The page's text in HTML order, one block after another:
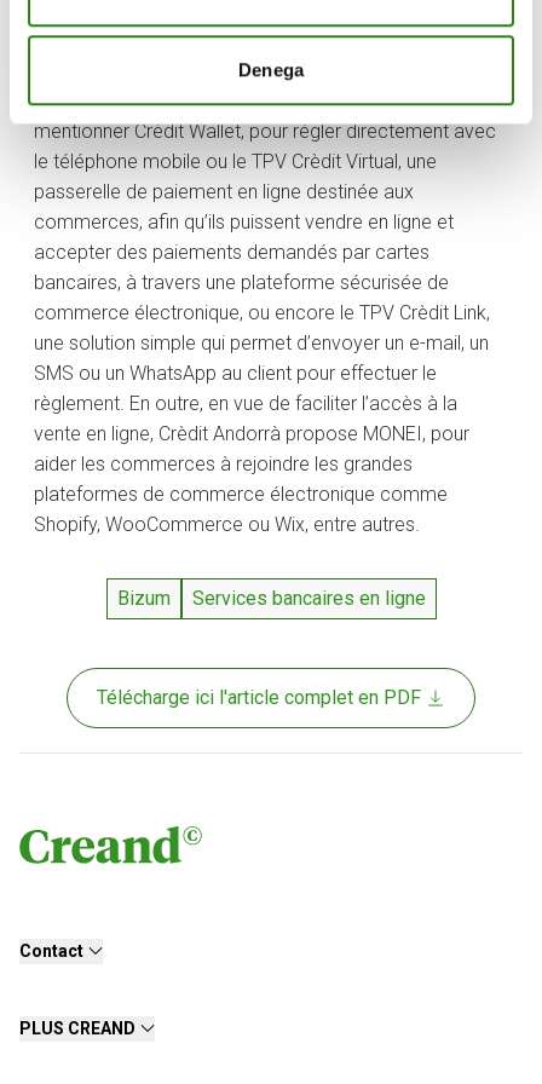
Denega
Bizum rejoint l’écosystème de solutions gratuites de
paiements numériques que Crèdit Andorrà offre
actuellement, parmi lesquelles nous pouvons
mentionner Crèdit Wallet, pour régler directement avec
le téléphone mobile ou le TPV Crèdit Virtual, une
passerelle de paiement en ligne destinée aux
commerces, afin qu’ils puissent vendre en ligne et
accepter des paiements demandés par cartes
bancaires, à travers une plateforme sécurisée de
commerce électronique, ou encore le TPV Crèdit Link,
une solution simple qui permet d’envoyer un e-mail, un
SMS ou un WhatsApp au client pour effectuer le
règlement. En outre, en vue de faciliter l’accès à la
vente en ligne, Crèdit Andorrà propose MONEI, pour
aider les commerces à rejoindre les grandes
plateformes de commerce électronique comme
Shopify, WooCommerce ou Wix, entre autres.
Bizum Services bancaires en ligne
Télécharge ici l'article complet en PDF
Contact
PLUS CREAND